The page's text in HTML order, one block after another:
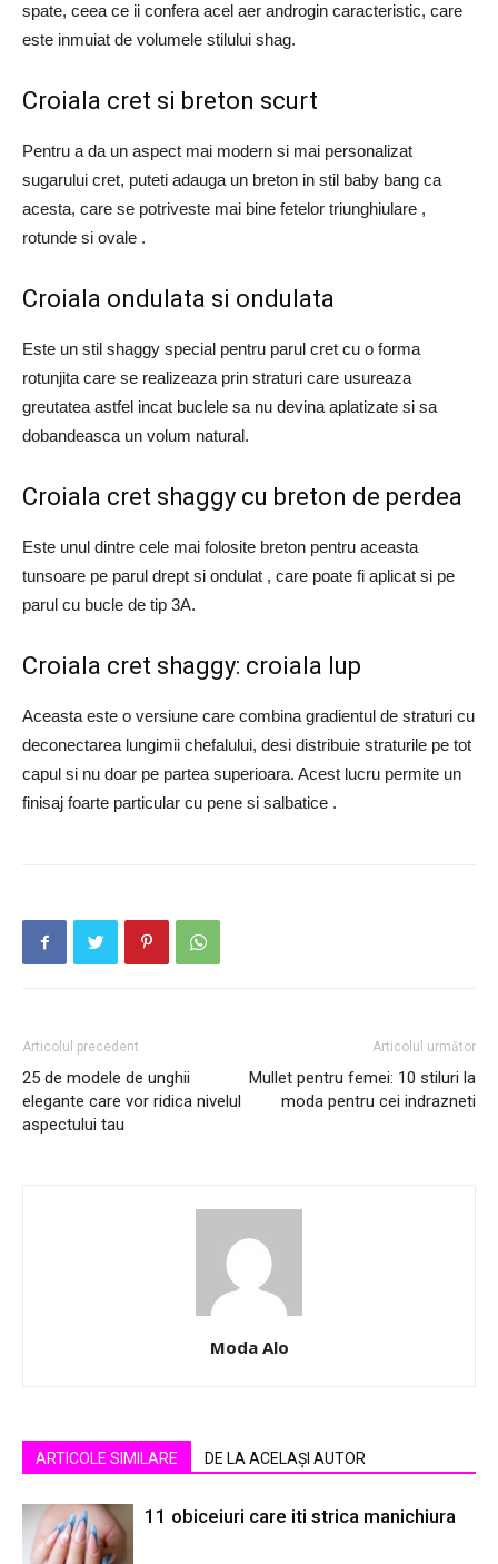
spate, ceea ce ii confera acel aer androgin caracteristic, care
este inmuiat de volumele stilului shag.
Croiala cret si breton scurt
Pentru a da un aspect mai modern si mai personalizat
sugarului cret, puteti adauga un breton in stil baby bang ca
acesta, care se potriveste mai bine fetelor triunghiulare ,
rotunde si ovale .
Croiala ondulata si ondulata
Este un stil shaggy special pentru parul cret cu o forma
rotunjita care se realizeaza prin straturi care usureaza
greutatea astfel incat buclele sa nu devina aplatizate si sa
dobandeasca un volum natural.
Croiala cret shaggy cu breton de perdea
Este unul dintre cele mai folosite breton pentru aceasta
tunsoare pe parul drept si ondulat , care poate fi aplicat si pe
parul cu bucle de tip 3A.
Croiala cret shaggy: croiala lup
Aceasta este o versiune care combina gradientul de straturi cu
deconectarea lungimii chefalului, desi distribuie straturile pe tot
capul si nu doar pe partea superioara. Acest lucru permite un
finisaj foarte particular cu pene si salbatice .
Articolul precedent
25 de modele de unghii
elegante care vor ridica nivelul
aspectului tau
Articolul următor
Mullet pentru femei: 10 stiluri la
moda pentru cei indrazneti
Moda Alo
ARTICOLE SIMILARE DE LA ACELAȘI AUTOR
11 obiceiuri care iti strica manichiura